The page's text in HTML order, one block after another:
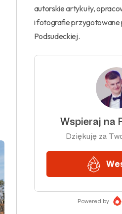
autorskie artykuły,
i fotografie przygotowane
Podsudeckiej.